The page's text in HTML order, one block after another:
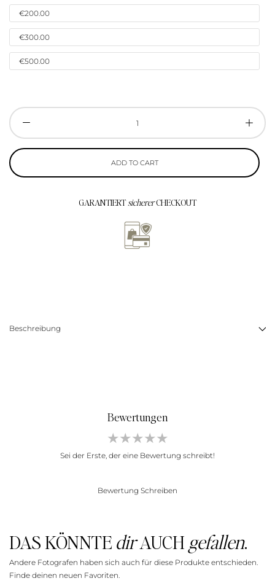
€200.00
€300.00
€500.00
ADD TO CART
GARANTIERTsichererCHECKOUT
Beschreibung
Bewertungen
Sei der Erste, der eine Bewertung schreibt!
Bewertung Schreiben
DAS KÖNNTEdirAUCH gefallen.
Andere Fotografen haben sich auch für diese Produkte entschieden.
Finde deinen neuen Favoriten.